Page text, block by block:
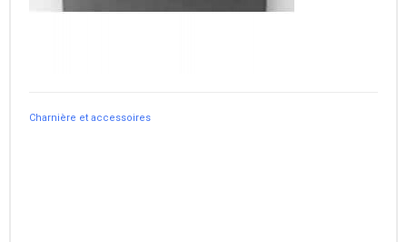
Charnière et accessoires